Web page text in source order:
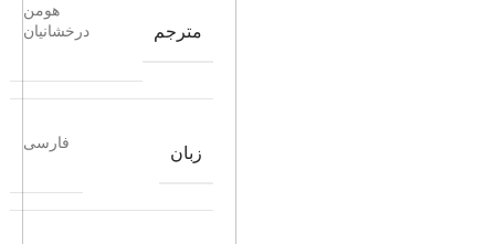
مترجم
هومن
درخشانیان
زبان
فارسی